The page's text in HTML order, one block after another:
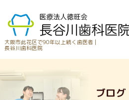
大阪市此花区で90年以上続く歯医者 |
長谷川歯科医院
ブログ